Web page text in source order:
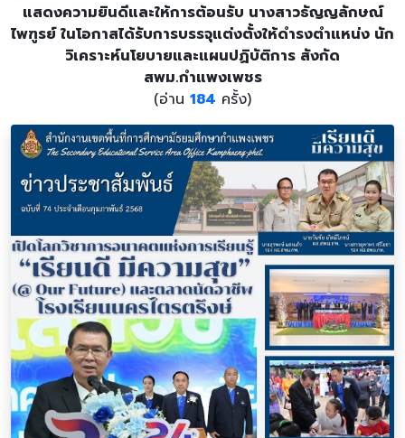
แสดงความยินดีและให้การต้อนรับ นางสาวธัญญลักษณ์
ไพฑูรย์ ในโอกาสได้รับการบรรจุแต่งตั้งให้ดำรงตำแหน่ง นัก
วิเคราะห์นโยบายและแผนปฏิบัติการ สังกัด
สพม.กำแพงเพชร
(อ่าน 184 ครั้ง)